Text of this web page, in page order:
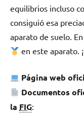
equilibrios incluso
consiguió esa
aparato de suelo.
en este aparato.
Página web
Documentos
la FIG: